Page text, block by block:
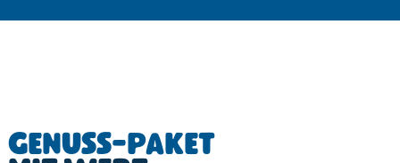
Genuss-Paket